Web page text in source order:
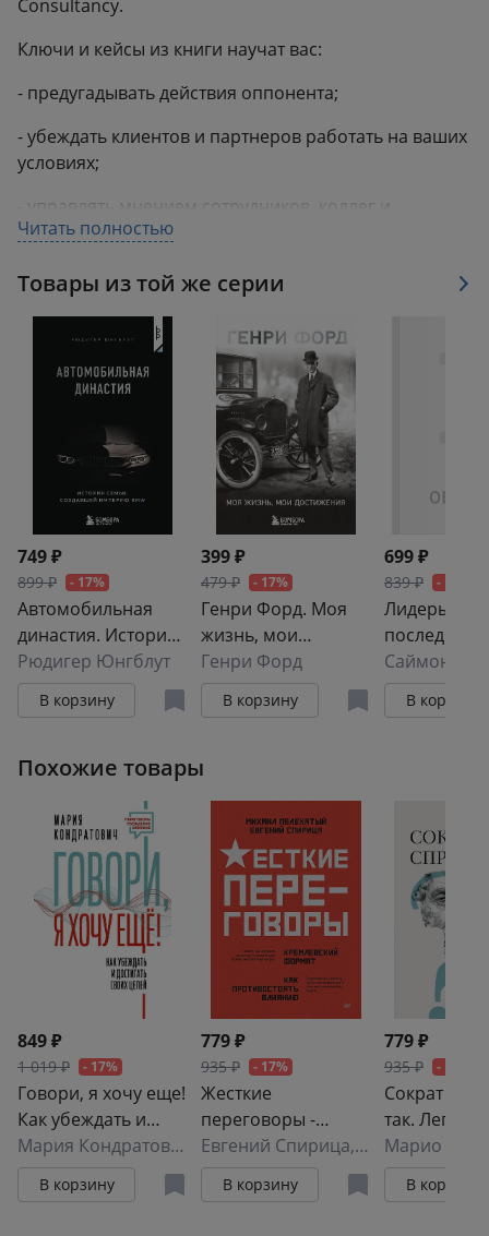
Consultancy.
Ключи и кейсы из книги научат вас:
- предугадывать действия оппонента;
- убеждать клиентов и партнеров работать на ваших
условиях;
- управлять мнением сотрудников, коллег и
руководителей;
- вдохновлять людей идти за вами;
- захватывать и контролировать внимание
аудитории.
«Книга позволяет за один вечер понять, как создать
окружение, которое будет работать на тебя. Главное
— оценить уровень своей вовлеченности, настроить
фильтры и определить, чего ты хочешь от своего
круга. Читайте книгу и практикуйте!» — Анастасия
Боровская, директор Русской Школы Управления
Читать полностью
Товары из той же серии
749 ₽
899 ₽ - 17%
Автомобильная
династия. История
семьи, создавшей
империю BMW
Рюдигер Юнгблут
В корзину
399 ₽
479 ₽ - 17%
Генри Форд. Моя
жизнь, мои
достижения
Генри Форд
В корзину
699 ₽
839 ₽ - 17%
Лидеры
создать
мечты
Саймон
В корзину
Похожие товары
849 ₽
1 019 ₽ - 17%
Говори, я хочу еще!
Как убеждать и
достигать своих
целей
Мария Кондратович
В корзину
779 ₽
935 ₽ - 17%
Жесткие
переговоры -
кремлевский
формат. Как
противостоять
Евгений Спирица, Михаил
В корзину
779 ₽
935 ₽ - 17%
Сократ
так.
подход
философа к
искусству
Марио
В корзину